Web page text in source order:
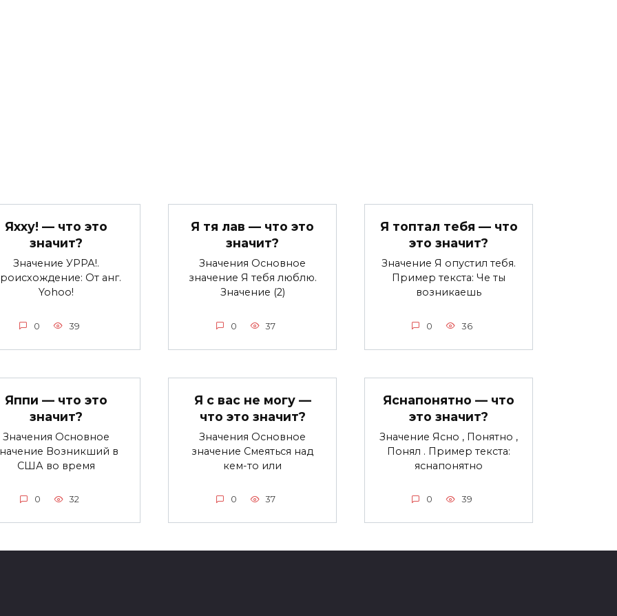
Яхху! — что это
значит?
Значение УРРА!.
От анг.
Yohoo!
0 39
Я тя лав — что это
значит?
Значения Основное
значение Я тебя люблю.
Значение (2)
0 37
Я топтал тебя — что
это значит?
Значение Я опустил тебя.
Пример текста: Че ты
возникаешь
0 36
Яппи — что это
значит?
Значения Основное
Возникший в
США во время
0 32
Я с вас не могу —
что это значит?
Значения Основное
значение Смеяться над
кем-то или
0 37
Яснапонятно — что
это значит?
Значение Ясно , Понятно ,
Понял . Пример текста:
яснапонятно
0 39